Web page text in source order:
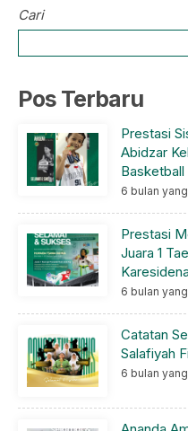
Cari
Pos Terbaru
Prestasi
Abidzar
6 bulan
Prestasi
Juara 1
6 bulan
Catatan
Salafiyah
6 bulan